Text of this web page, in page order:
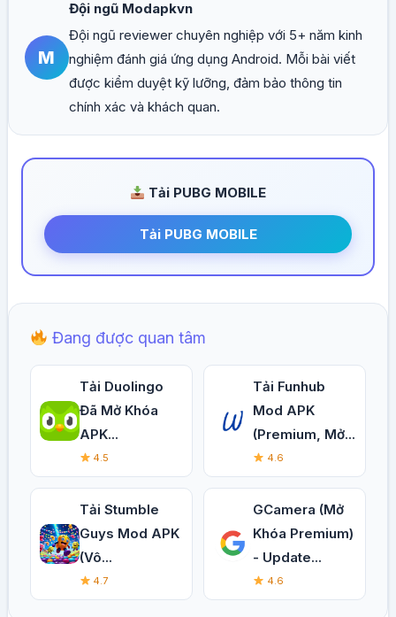
M
Đội ngũ Modapkvn
Đội ngũ reviewer chuyên nghiệp với 5+ năm kinh
nghiệm đánh giá ứng dụng Android. Mỗi bài viết
được kiểm duyệt kỹ lưỡng, đảm bảo thông tin
chính xác và khách quan.
Tải PUBG MOBILE
Tải PUBG MOBILE
Đang được quan tâm
Tải Duolingo
Đã Mở Khóa
APK...
4.5
Tải Funhub
Mod APK
(Premium, Mở...
4.6
Tải Stumble
Guys Mod APK
(Vô...
4.7
GCamera (Mở
Khóa Premium)
- Update...
4.6